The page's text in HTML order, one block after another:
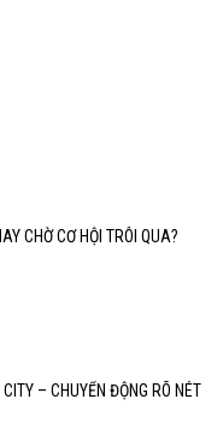
CHỜ CƠ HỘI TRÔI QUA?
– CHUYỂN ĐỘNG RÕ NÉT